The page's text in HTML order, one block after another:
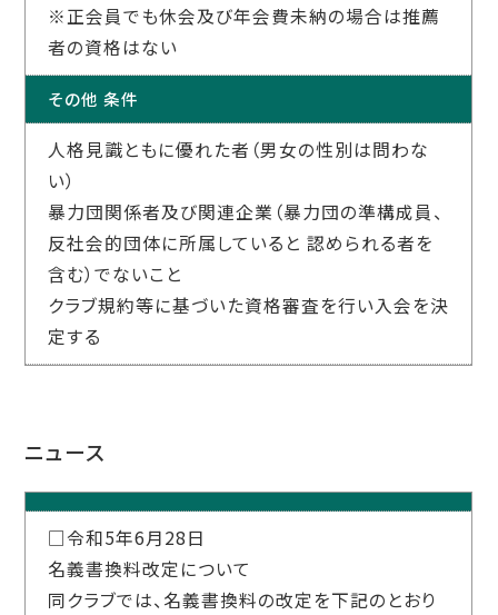
※正会員でも休会及び年会費未納の場合は推薦
者の資格はない
その他 条件
人格見識ともに優れた者（男女の性別は問わな
い）
暴力団関係者及び関連企業（暴力団の準構成員、
反社会的団体に所属していると 認められる者を
含む）でないこと
クラブ規約等に基づいた資格審査を行い入会を決
定する
ニュース
□令和5年6月28日
名義書換料改定について
同クラブでは、名義書換料の改定を下記のとおり